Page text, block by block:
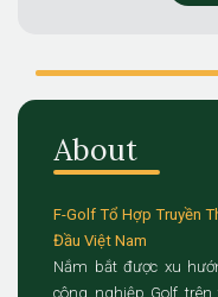
About
F-Golf Tổ Hợp Truyền
Đầu Việt Nam
Nắm bắt được xu
công nghiệp Golf